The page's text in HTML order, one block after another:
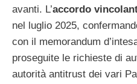
avanti. L’accordo
nel luglio 2025,
con il memorandum
proseguite le richieste di
autorità antitrust dei vari